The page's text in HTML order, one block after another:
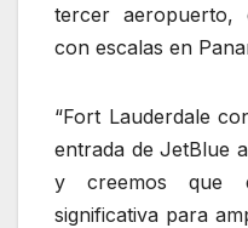
tercer
con escalas en
“Fort Lauderdale
entrada de JetBlue
y creemos que
significativa para